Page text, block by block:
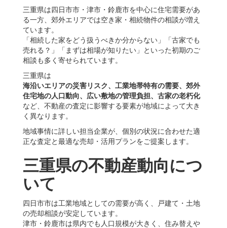
三重県は四日市市・津市・鈴鹿市を中心に住宅需要があ
る一方、郊外エリアでは空き家・相続物件の相談が増え
ています。
「相続した家をどう扱うべきか分からない」「古家でも
売れる？」「まずは相場が知りたい」といった初期のご
相談も多く寄せられています。
三重県は
海沿いエリアの災害リスク、工業地帯特有の需要、郊外
住宅地の人口動向、広い敷地の管理負担、古家の老朽化
など、不動産の査定に影響する要素が地域によって大き
く異なります。
地域事情に詳しい担当企業が、個別の状況に合わせた適
正な査定と最適な売却・活用プランをご提案します。
三重県の不動産動向につ
いて
四日市市は工業地域としての需要が高く、戸建て・土地
の売却相談が安定しています。
津市・鈴鹿市は県内でも人口規模が大きく、住み替えや